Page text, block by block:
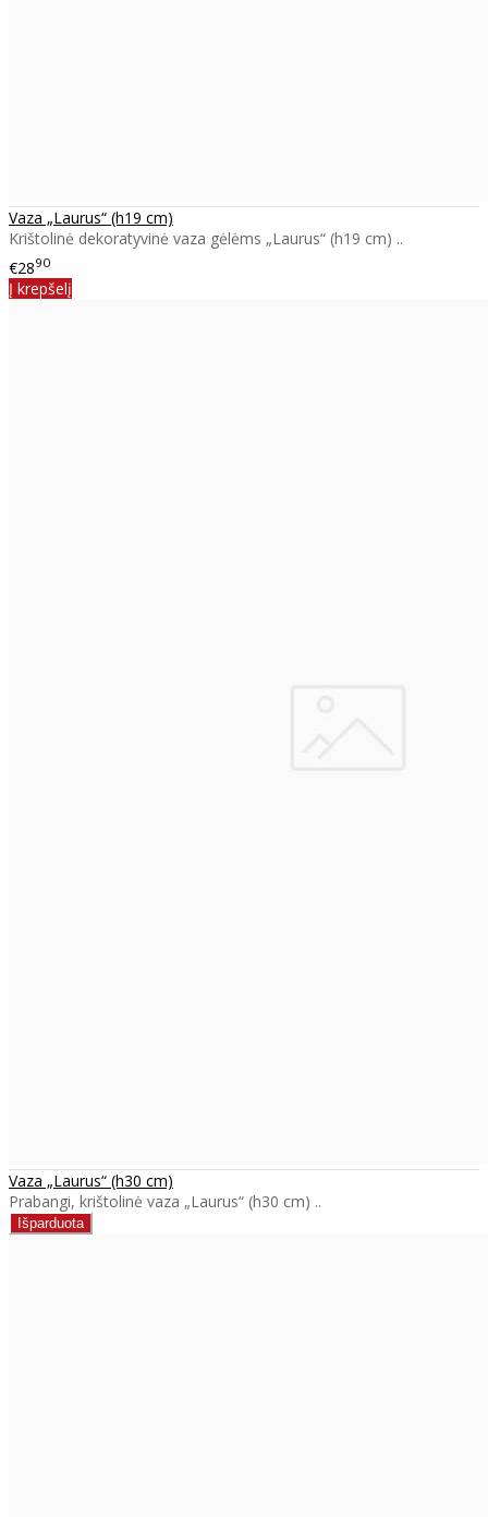
Vaza „Laurus“ (h19 cm)
Krištolinė dekoratyvinė vaza gėlėms „Laurus“ (h19 cm) ..
€2890
Į krepšelį
Vaza „Laurus“ (h30 cm)
Prabangi, krištolinė vaza „Laurus“ (h30 cm) ..